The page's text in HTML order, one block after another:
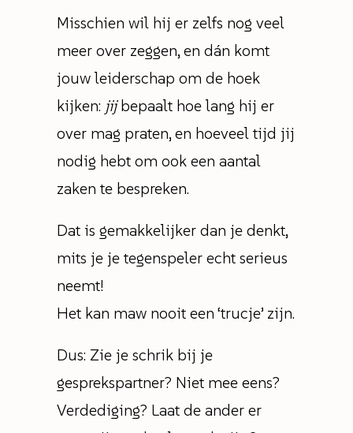
Misschien wil hij er zelfs nog veel
meer over zeggen, en dán komt
jouw leiderschap om de hoek
kijken: jijbepaalt hoe lang hij er
over mag praten, en hoeveel tijd jij
nodig hebt om ook een aantal
zaken te bespreken.
Dat is gemakkelijker dan je denkt,
mits je je tegenspeler echt serieus
neemt!
Het kan maw nooit een ‘trucje’ zijn.
Dus: Zie je schrik bij je
gesprekspartner? Niet mee eens?
Verdediging? Laat de ander er